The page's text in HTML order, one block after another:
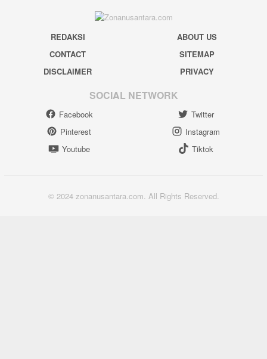
REDAKSI
ABOUT US
CONTACT
SITEMAP
DISCLAIMER
PRIVACY
SOCIAL NETWORK
Facebook
Twitter
Pinterest
Instagram
Youtube
Tiktok
© 2024 zonanusantara.com. All Rights Reserved.